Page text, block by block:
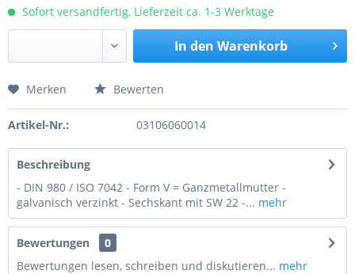
Sofort versandfertig, Lieferzeit ca. 1-3 Werktage
In den Warenkorb
Preis anfragen
Merken Bewerten
Artikel-Nr.: 03106060014
Beschreibung
- DIN 980 / ISO 7042 - Form V = Ganzmetallmutter -
galvanisch verzinkt - Sechskant mit SW 22 -... mehr
Bewertungen
0
Bewertungen lesen, schreiben und diskutieren... mehr